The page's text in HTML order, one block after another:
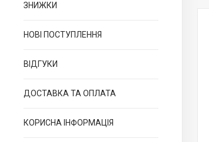
ЗНИЖКИ
НОВІ ПОСТУПЛЕННЯ
ВІДГУКИ
ДОСТАВКА ТА ОПЛАТА
КОРИСНА ІНФОРМАЦІЯ